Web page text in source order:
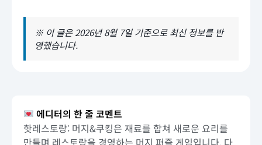
※ 이 글은 2026년 8월 7일 기준으로 최신 정보를 반
영했습니다.
에디터의 한 줄 코멘트
핫레스토랑: 머지&쿠킹은 재료를 합쳐 새로운 요리를
만들며 레스토랑을 경영하는 머지 퍼즐 게임입니다. 다